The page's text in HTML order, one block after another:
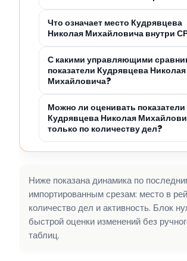
Что означает место Кудрявцева
Николая Михайловича внутри
С какими управляющими
показатели Кудрявцева Николая
Михайловича?
Можно ли оценивать показатели
Кудрявцева Николая
только по количеству дел?
Ниже показана динамика по
импортированным срезам: место в
количество дел и активность. Блок
быстрой оценки изменений без
таблиц.